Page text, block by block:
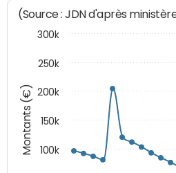
Montants (€)
(Source : JDN d'après
100k
150k
200k
250k
300k